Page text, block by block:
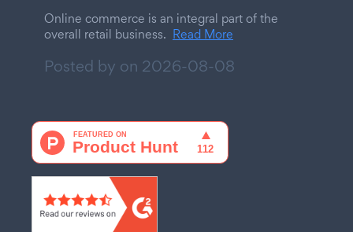
Online commerce is an integral part of the
overall retail business. Read More
Posted by on 2026-08-08